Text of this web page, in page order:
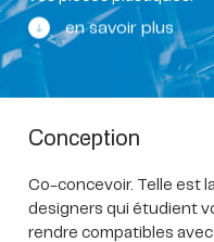
en savoir plus
Conception
Co-concevoir. Telle est
designers qui étudient
rendre compatibles